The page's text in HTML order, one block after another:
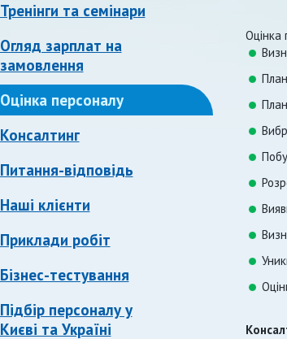
Тренінги та семінари
Огляд зарплат на
замовлення
Оцінка персоналу
Консалтинг
Питання-відповідь
Наші клієнти
Приклади робіт
Бізнес-тестування
Підбір персоналу у
Києві та Україні
Оцінка